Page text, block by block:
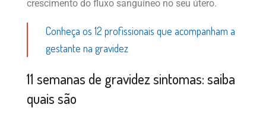
crescimento do fluxo sanguíneo no seu útero.
Conheça os 12 profissionais que acompanham a
gestante na gravidez
11 semanas de gravidez sintomas: saiba
quais são